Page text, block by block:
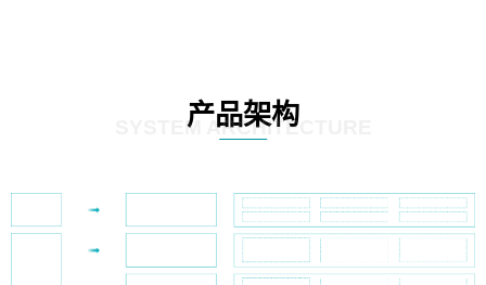
产品架构
SYSTEM ARCHITECTURE